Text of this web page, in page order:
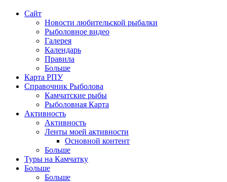
Сайт
Новости любительской рыбалки
Рыболовное видео
Галерея
Календарь
Правила
Больше
Карта РПУ
Справочник Рыболова
Камчатские рыбы
Рыболовная Карта
Активность
Активность
Ленты моей активности
Основной контент
Больше
Туры на Камчатку
Больше
Больше